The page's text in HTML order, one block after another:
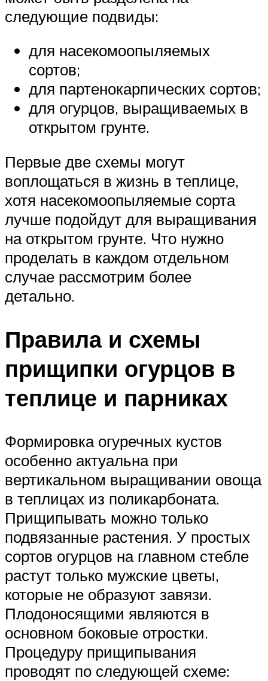
следующие подвиды:
для насекомоопыляемых
сортов;
для партенокарпических сортов;
для огурцов, выращиваемых в
открытом грунте.
Первые две схемы могут
воплощаться в жизнь в теплице,
хотя насекомоопыляемые сорта
лучше подойдут для выращивания
на открытом грунте. Что нужно
проделать в каждом отдельном
случае рассмотрим более
детально.
Правила и схемы
прищипки огурцов в
теплице и парниках
Формировка огуречных кустов
особенно актуальна при
вертикальном выращивании овоща
в теплицах из поликарбоната.
Прищипывать можно только
подвязанные растения. У простых
сортов огурцов на главном стебле
растут только мужские цветы,
которые не образуют завязи.
Плодоносящими являются в
основном боковые отростки.
Процедуру прищипывания
проводят по следующей схеме: